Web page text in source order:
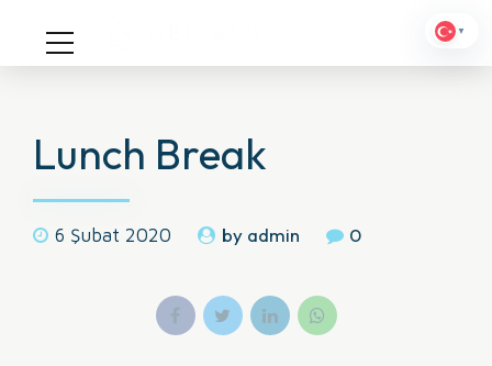
Lunch Break
6 Şubat 2020 by admin 0
▼